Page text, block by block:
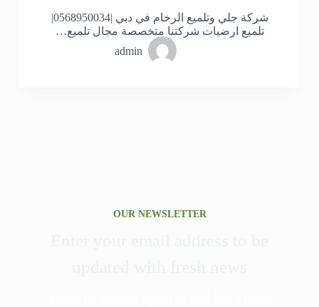
شركة جلي وتلميع الرخام في دبي |0568950034|
تلميع ارضيات شركتنا متخصصة مجال تلميع…
admin
OUR NEWSLETTER